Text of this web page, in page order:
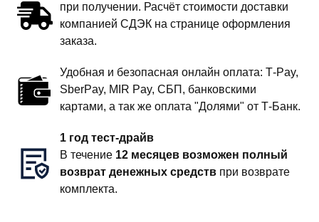
при получении. Расчёт стоимости доставки
компанией СДЭК на странице оформления
заказа.
Удобная и безопасная онлайн оплата: T‑Pay,
SberPay, MIR Pay, СБП, банковскими
картами, а так же оплата "Долями" от Т-Банк.
1 год тест-драйв
В течение 12 месяцев возможен полный
возврат денежных средств при возврате
комплекта.